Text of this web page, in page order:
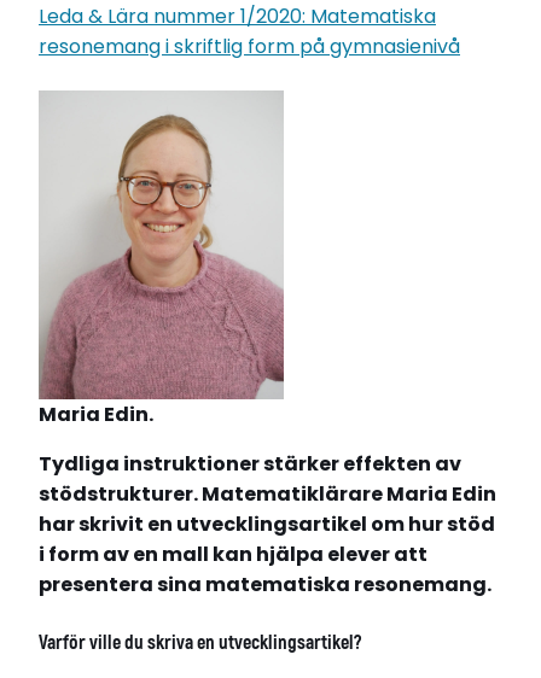
Leda & Lära nummer 1/2020: Matematiska
resonemang i skriftlig form på gymnasienivå
Maria Edin.
Tydliga instruktioner stärker effekten av
stödstrukturer. Matematiklärare Maria Edin
har skrivit en utvecklingsartikel om hur stöd
i form av en mall kan hjälpa elever att
presentera sina matematiska resonemang.
Varför ville du skriva en utvecklingsartikel?